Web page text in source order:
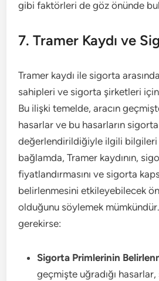
gibi faktörleri de göz önünde
7. Tramer Kaydı ve
Tramer kaydı ile sigorta
sahipleri ve sigorta şirketleri
Bu ilişki temelde, aracın
hasarlar ve bu hasarların sigorta
değerlendirildiğiyle ilgili bilgileri
bağlamda, Tramer kaydının,
fiyatlandırmasını ve sigorta
belirlenmesini etkileyebilecek
olduğunu söylemek
gerekirse:
Sigorta Primlerinin
geçmişte uğradığı